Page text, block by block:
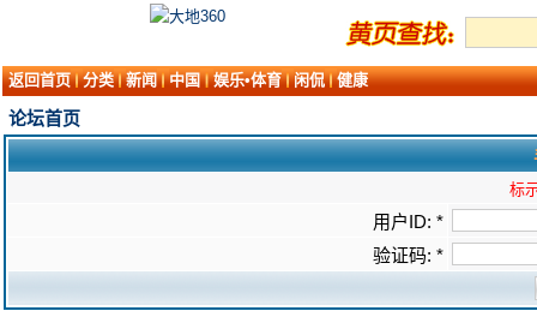
返回首页 分类 新闻 中国 娱乐•体育 闲侃 健康
论坛首页
标
用户ID: *
验证码: *